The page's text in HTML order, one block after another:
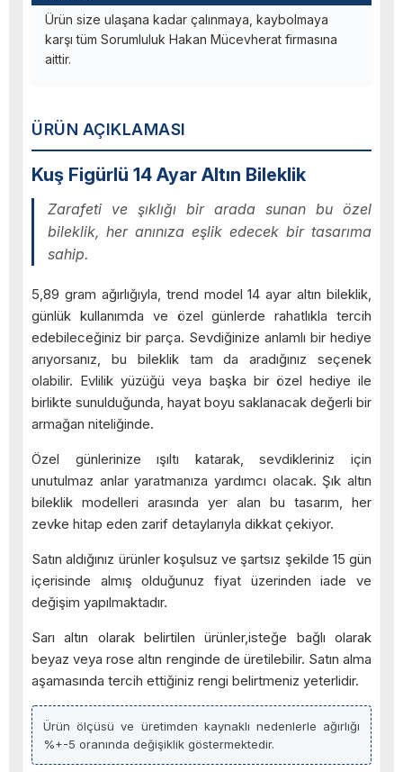
ÜRÜN AÇIKLAMASI
Kuş Figürlü 14 Ayar Altın Bileklik
Zarafeti ve şıklığı bir arada sunan bu özel
bileklik, her anınıza eşlik edecek bir tasarıma
sahip.
5,89 gram ağırlığıyla, trend model 14 ayar altın bileklik,
günlük kullanımda ve özel günlerde rahatlıkla tercih
edebileceğiniz bir parça. Sevdiğinize anlamlı bir hediye
arıyorsanız, bu bileklik tam da aradığınız seçenek
olabilir. Evlilik yüzüğü veya başka bir özel hediye ile
birlikte sunulduğunda, hayat boyu saklanacak değerli bir
armağan niteliğinde.
Özel günlerinize ışıltı katarak, sevdikleriniz için
unutulmaz anlar yaratmanıza yardımcı olacak. Şık altın
bileklik modelleri arasında yer alan bu tasarım, her
zevke hitap eden zarif detaylarıyla dikkat çekiyor.
Satın aldığınız ürünler koşulsuz ve şartsız şekilde 15 gün
içerisinde almış olduğunuz fiyat üzerinden iade ve
değişim yapılmaktadır.
Sarı altın olarak belirtilen ürünler,isteğe bağlı olarak
beyaz veya rose altın renginde de üretilebilir. Satın alma
aşamasında tercih ettiğiniz rengi belirtmeniz yeterlidir.
Ürün ölçüsü ve üretimden kaynaklı nedenlerle ağırlığı
%+-5 oranında değişiklik göstermektedir.
Ürün size ulaşana kadar çalınmaya, kaybolmaya
karşı tüm Sorumluluk Hakan Mücevherat firmasına
aittir.